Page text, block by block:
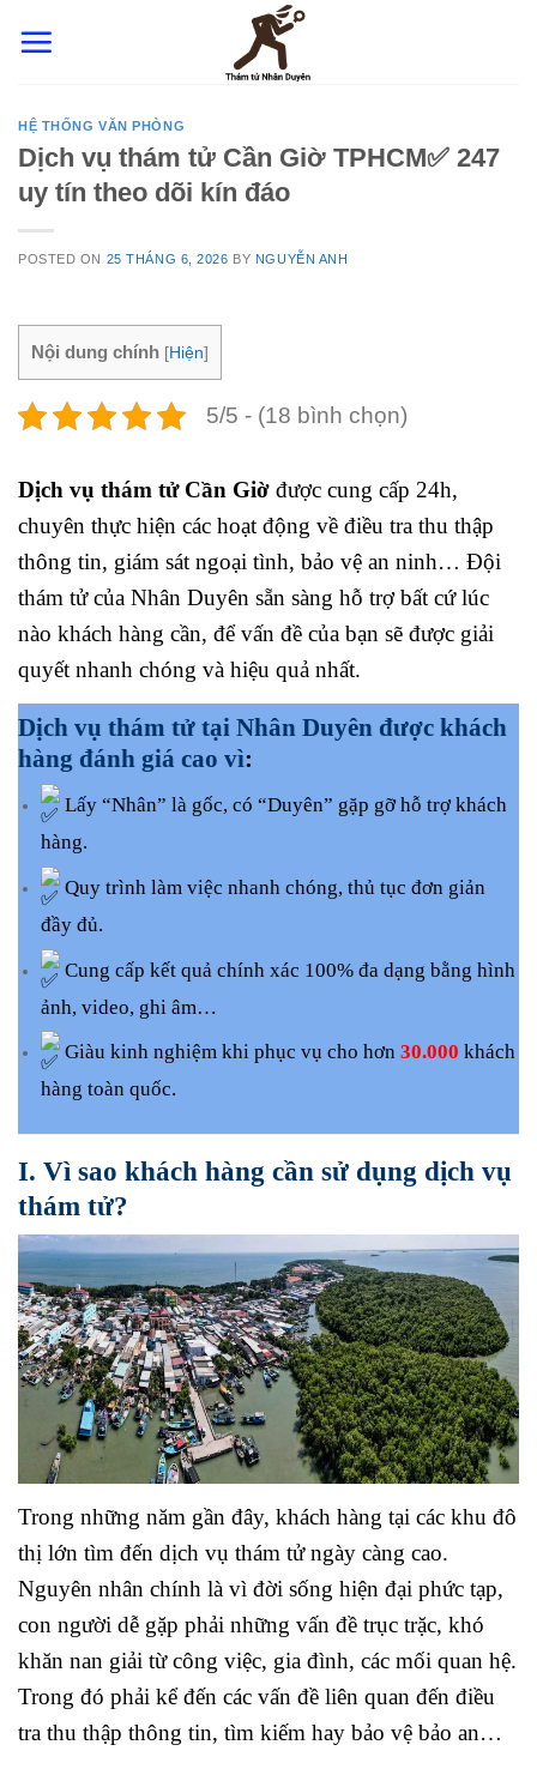
HỆ THỐNG VĂN PHÒNG
Dịch vụ thám tử Cần Giờ TPHCM✅ 247
uy tín theo dõi kín đáo
POSTED ON 25 THÁNG 6, 2026 BY NGUYỄN ANH
Nội dung chính [Hiện]
5/5 - (18 bình chọn)
Dịch vụ thám tử Cần Giờ được cung cấp 24h,
chuyên thực hiện các hoạt động về điều tra thu thập
thông tin, giám sát ngoại tình, bảo vệ an ninh… Đội
thám tử của Nhân Duyên sẵn sàng hỗ trợ bất cứ lúc
nào khách hàng cần, để vấn đề của bạn sẽ được giải
quyết nhanh chóng và hiệu quả nhất.
Dịch vụ thám tử tại Nhân Duyên được khách
hàng đánh giá cao vì:
Lấy “Nhân” là gốc, có “Duyên” gặp gỡ hỗ trợ khách
hàng.
Quy trình làm việc nhanh chóng, thủ tục đơn giản
đầy đủ.
Cung cấp kết quả chính xác 100% đa dạng bằng hình
ảnh, video, ghi âm…
Giàu kinh nghiệm khi phục vụ cho hơn30.000 khách
hàng toàn quốc.
I. Vì sao khách hàng cần sử dụng dịch vụ
thám tử?
Trong những năm gần đây, khách hàng tại các khu đô
thị lớn tìm đến dịch vụ thám tử ngày càng cao.
Nguyên nhân chính là vì đời sống hiện đại phức tạp,
con người dễ gặp phải những vấn đề trục trặc, khó
khăn nan giải từ công việc, gia đình, các mối quan hệ.
Trong đó phải kể đến các vấn đề liên quan đến điều
tra thu thập thông tin, tìm kiếm hay bảo vệ bảo an…